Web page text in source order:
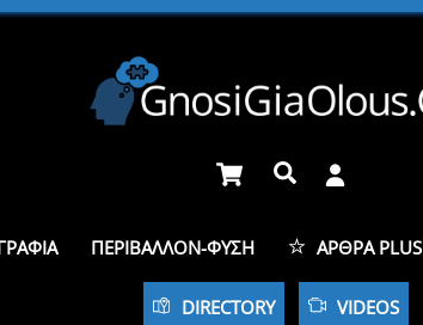
Cart Αναζήτηση
ΠΕΡΙΒΆΛΛΟΝ-ΦΎΣΗ ΆΡΘΡΑ PLUS
DIRECTORY VIDEOS